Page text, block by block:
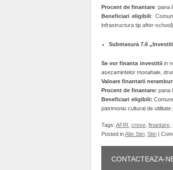
Procent de finantare: pana
Beneficiari eligibili:
infrastructura tip after‐school).
Submasura 7.6
Se vor finanta investitiiin
asezamintelor monahale,
Valoare finantarii
Procent de finantare: pana
Beneficiari eligibili:
patrimoniu cultural de utilitate
Tags: AFIR crese finantare
Posted inAlte Stiri Stiri
CONTACTEAZA-